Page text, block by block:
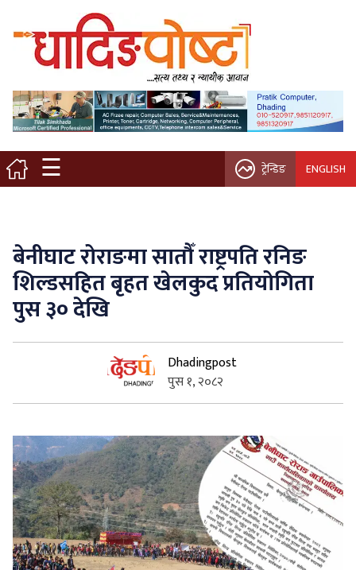
☰
मुख्य पृष्ठ
स्थानीय समाचार
विचार / ब्लग
नगर/गाउँ पालिका
कृषि/सहकारी
साहित्य / संस्कृति
प्रवास
भिडियो
ट्रेन्डिङ ENGLISH
बेनीघाट रोराङमा सातौँ राष्ट्रपति रनिङ
शिल्डसहित बृहत खेलकुद प्रतियोगिता
पुस ३० देखि
Dhadingpost
पुस १, २०८२